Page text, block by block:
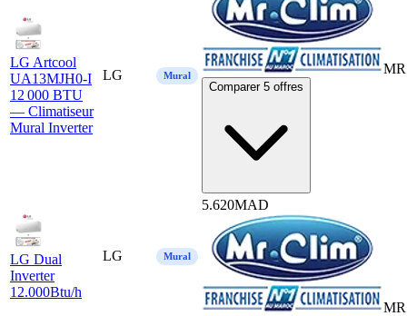
LG Artcool
UA13MJH0-I
12 000 BTU
— Climatiseur
Mural Inverter
LG Mural
Comparer 5 offres
LG Dual
Inverter
12.000Btu/h
LG Mural
5.620MAD